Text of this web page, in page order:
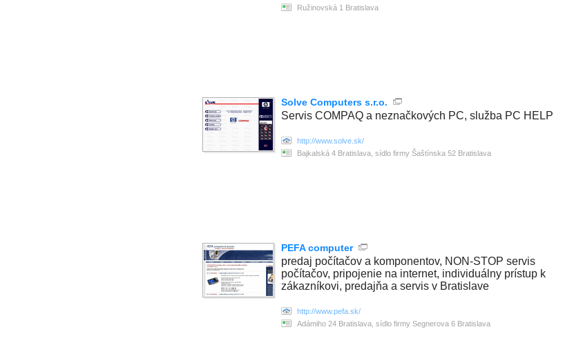
Ružinovská 1 Bratislava
Solve Computers s.r.o.
Servis COMPAQ a neznačkových PC, služba PC HELP
http://www.solve.sk/
Bajkalská 4 Bratislava, sídlo firmy Šaštínska 52 Bratislava
PEFA computer
predaj počítačov a komponentov, NON-STOP servis
počítačov, pripojenie na internet, individuálny prístup k
zákazníkovi, predajňa a servis v Bratislave
http://www.pefa.sk/
Adámiho 24 Bratislava, sídlo firmy Segnerova 6 Bratislava